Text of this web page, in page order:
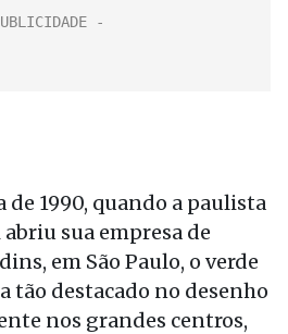
de 1990, quando a paulista
sua empresa de
em São Paulo, o verde
tão destacado no desenho
nos grandes centros,